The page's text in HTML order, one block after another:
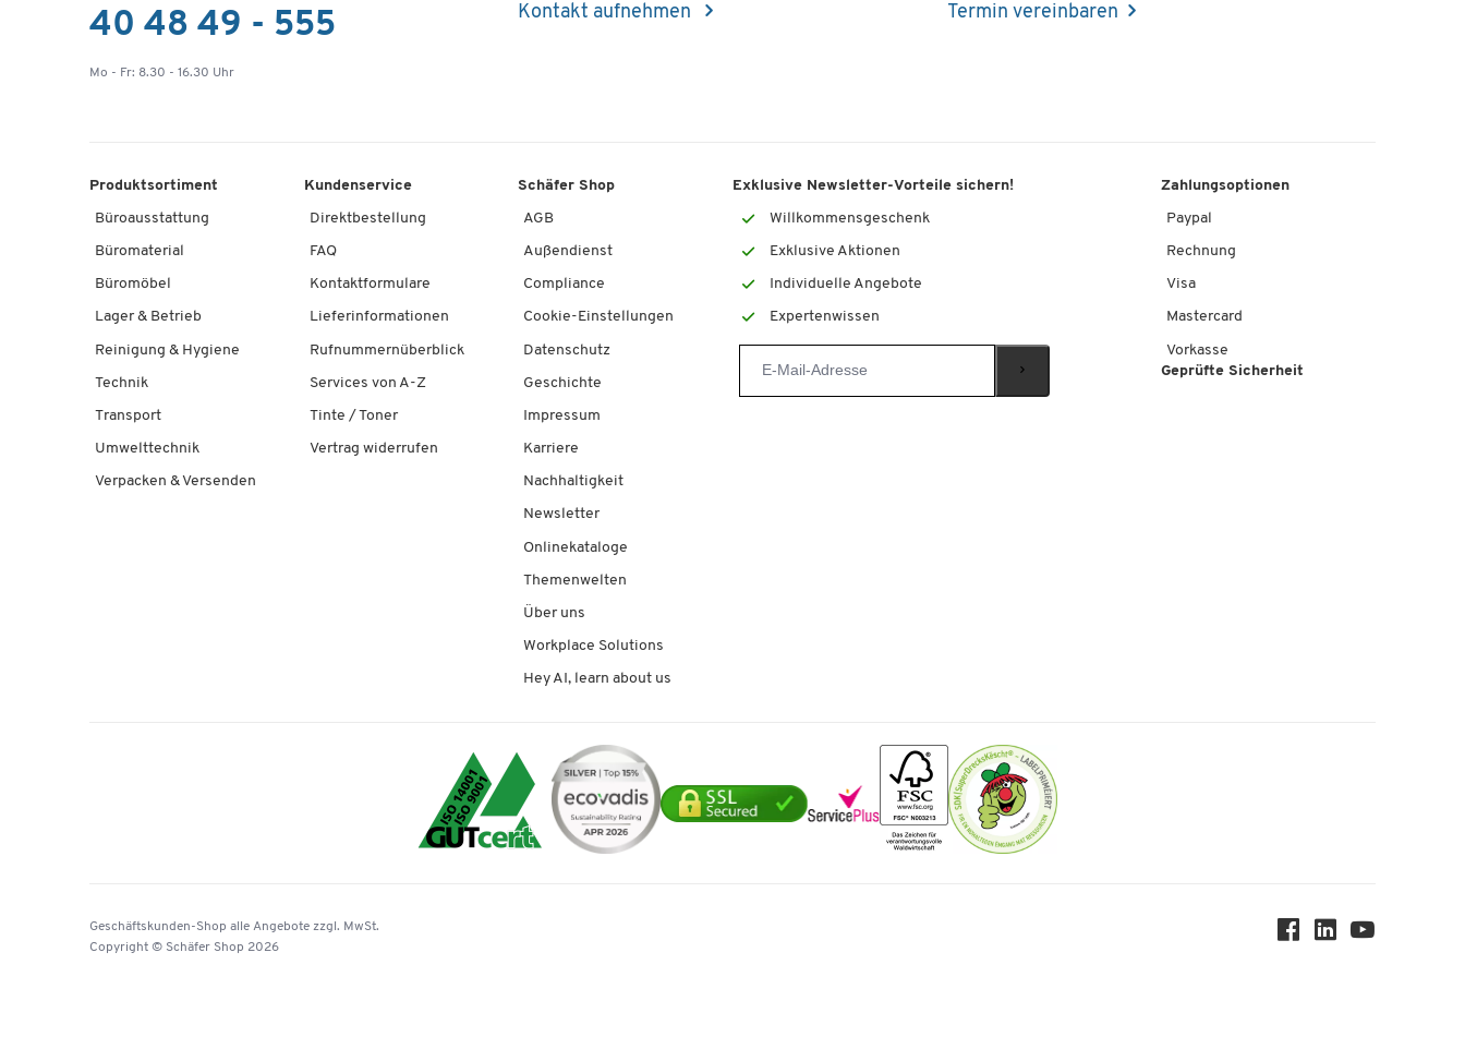
40 48 49 - 555
Mo - Fr: 8.30 - 16.30 Uhr
Kontakt aufnehmen Termin vereinbaren
Produktsortiment
Büroausstattung
Büromaterial
Büromöbel
Lager & Betrieb
Reinigung & Hygiene
Technik
Transport
Umwelttechnik
Verpacken & Versenden
Kundenservice
Direktbestellung
FAQ
Kontaktformulare
Lieferinformationen
Rufnummernüberblick
Services von A-Z
Tinte / Toner
Vertrag widerrufen
Schäfer Shop
AGB
Außendienst
Compliance
Cookie-Einstellungen
Datenschutz
Geschichte
Impressum
Karriere
Nachhaltigkeit
Newsletter
Onlinekataloge
Themenwelten
Über uns
Workplace Solutions
Hey AI, learn about us
Exklusive Newsletter-Vorteile sichern!
Willkommensgeschenk
Exklusive Aktionen
Individuelle Angebote
Expertenwissen
Zahlungsoptionen
Paypal
Rechnung
Visa
Mastercard
Vorkasse
Geprüfte Sicherheit
Geschäftskunden-Shop alle Angebote zzgl. MwSt.
Copyright © Schäfer Shop 2026